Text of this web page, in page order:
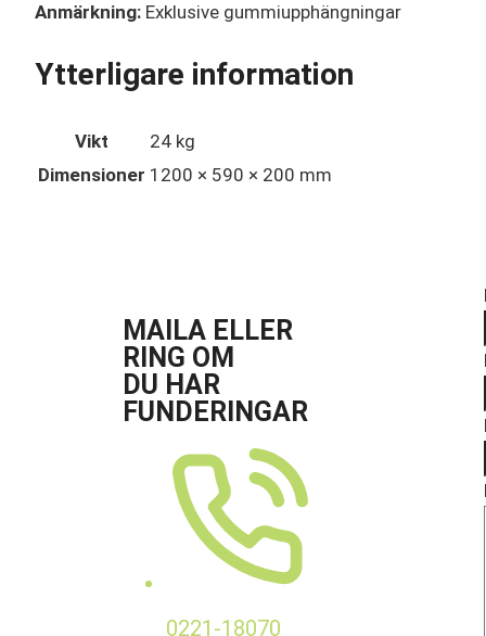
Anmärkning: Exklusive gummiupphängningar
Ytterligare information
Vikt
24 kg
Dimensioner 1200 × 590 × 200 mm
MAILA ELLER
RING OM
DU HAR
FUNDERINGAR
0221-18070